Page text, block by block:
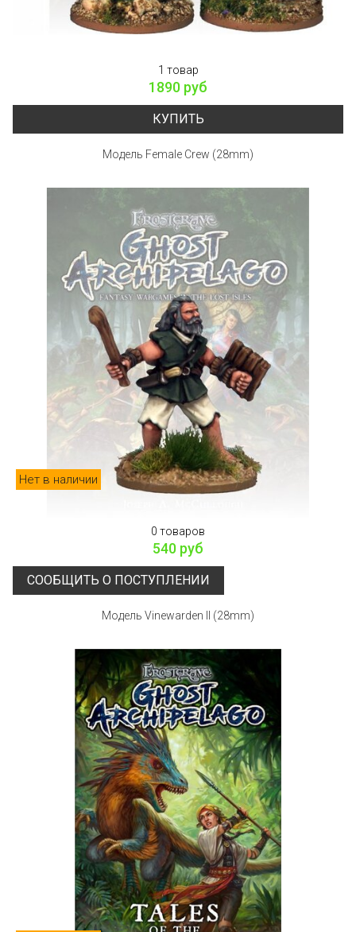
1 товар
1890 руб
КУПИТЬ
Модель Female Crew (28mm)
Нет в наличии
0 товаров
540 руб
СООБЩИТЬ О ПОСТУПЛЕНИИ
Модель Vinewarden II (28mm)